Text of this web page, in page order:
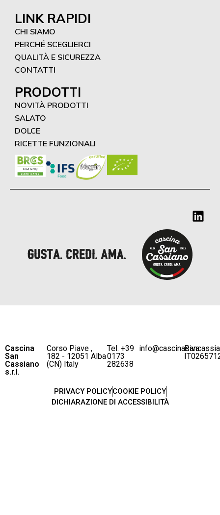
LINK RAPIDI
CHI SIAMO
PERCHÉ SCEGLIERCI
QUALITÀ E SICUREZZA
CONTATTI
PRODOTTI
NOVITÀ PRODOTTI
SALATO
DOLCE
RICETTE FUNZIONALI
Cascina
San
Cassiano
s.r.l.
Corso Piave ,
182 - 12051 Alba
(CN) Italy
Tel. +39
0173
282638
P.iva
PRIVACY POLICYCOOKIE POLICY
DICHIARAZIONE DI ACCESSIBILITÀ